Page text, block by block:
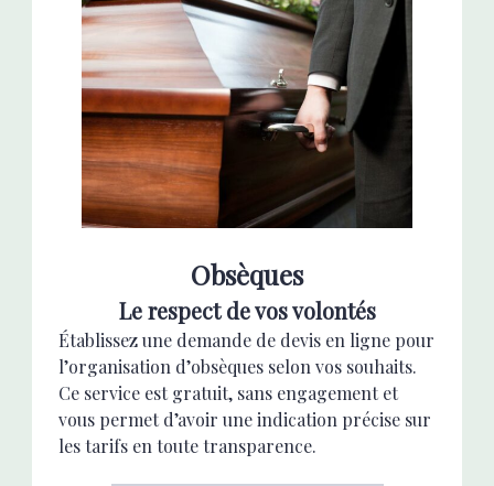
Obsèques
Le respect de vos volontés
Établissez une demande de devis en ligne pour
l’organisation d’obsèques selon vos souhaits.
Ce service est gratuit, sans engagement et
vous permet d’avoir une indication précise sur
les tarifs en toute transparence.